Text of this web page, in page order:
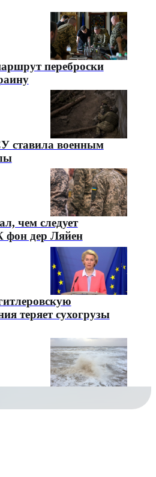
переброски
ставила военным
чем следует
фон дер Ляйен
теряет сухогрузы